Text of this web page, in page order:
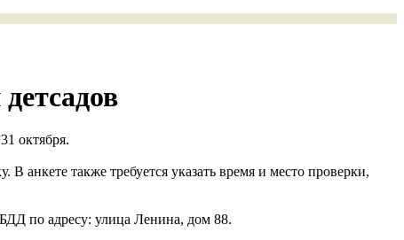
октября.
анкете также требуется указать время и место проверки,
по адресу: улица Ленина, дом 88.